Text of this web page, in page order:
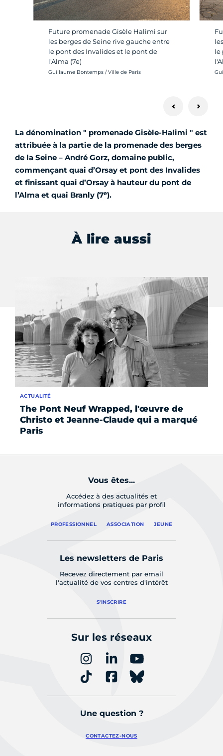
Future promenade Gisèle Halimi sur
les berges de Seine rive gauche entre
le pont des Invalides et le pont de
l'Alma (7e)
Crédit photo :
Guillaume Bontemps / Ville de Paris
le
La dénomination " promenade Gisèle-Halimi " est
attribuée à la partie de la promenade des berges
de la Seine – André Gorz, domaine public,
commençant quai d’Orsay et pont des Invalides
et finissant quai d’Orsay à hauteur du pont de
l’Alma et quai Branly (7e).
À lire aussi
The Pont Neuf Wrapped, l'œuvre de
Christo et Jeanne-Claude qui a marqué
Paris
ACTUALITÉ
Vous êtes...
Accédez à des actualités et
informations pratiques par profil
PROFESSIONNEL ASSOCIATION JEUNE
Les newsletters de Paris
Recevez directement par email
l'actualité de vos centres d'intérêt
S'INSCRIRE
Sur les réseaux
Une question ?
CONTACTEZ-NOUS